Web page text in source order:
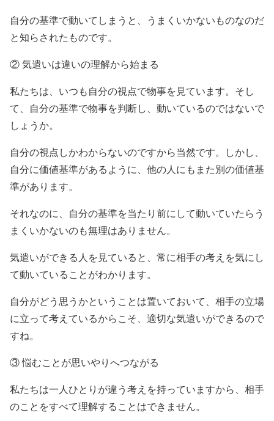
自分の基準で動いてしまうと、うまくいかないものなのだ
と知らされたものです。
② 気遣いは違いの理解から始まる
私たちは、いつも自分の視点で物事を見ています。そし
て、自分の基準で物事を判断し、動いているのではないで
しょうか。
自分の視点しかわからないのですから当然です。しかし、
自分に価値基準があるように、他の人にもまた別の価値基
準があります。
それなのに、自分の基準を当たり前にして動いていたらう
まくいかないのも無理はありません。
気遣いができる人を見ていると、常に相手の考えを気にし
て動いていることがわかります。
自分がどう思うかということは置いておいて、相手の立場
に立って考えているからこそ、適切な気遣いができるので
すね。
③ 悩むことが思いやりへつながる
私たちは一人ひとりが違う考えを持っていますから、相手
のことをすべて理解することはできません。